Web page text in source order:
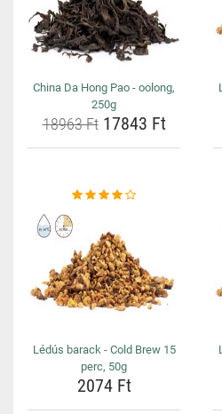
China Da Hong Pao - oolong,
250g
18963 Ft17843 Ft
Lédús barack - Cold Brew 15
perc, 50g
2074 Ft